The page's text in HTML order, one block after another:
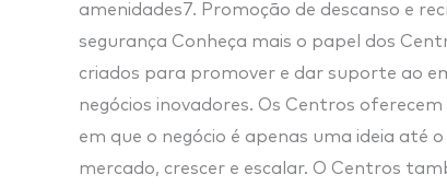
amenidades7. Promoção de descanso e
segurança Conheça mais o papel dos
criados para promover e dar suporte ao
negócios inovadores. Os Centros
em que o negócio é apenas uma ideia
mercado, crescer e escalar. O Centros